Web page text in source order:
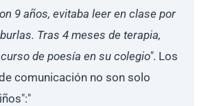
9 años, evitaba leer en clase por
Tras 4 meses de terapia,
de poesía en su colegio". Los
comunicación no son solo